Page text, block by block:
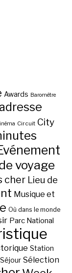
Awards Baromètre
Circuit City
voyage
cher Lieu de
Musique et
Où dans le monde
Parc National
Station
Séjour Sélection